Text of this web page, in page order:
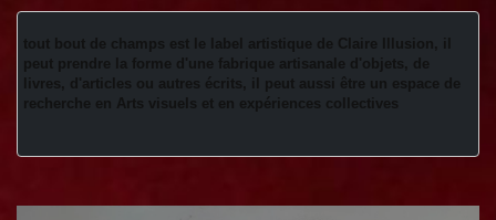
tout bout de champs est le label artistique de Claire Illusion, il
peut prendre la forme d'une fabrique artisanale d'objets, de
livres, d'articles ou autres écrits, il peut aussi être un espace de
recherche en Arts visuels et en expériences collectives